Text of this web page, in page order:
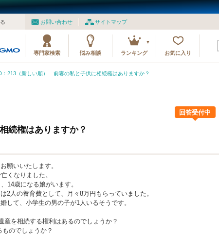
お問い合わせ サイトマップ
専門家検索 悩み相談 ランキング お気に入り
：213（新しい順） 前妻の私と子供に相続権はありますか？
回答受付中
続権はありますか？
願いいたします。
くなりました。
14歳になる娘がいます。
2人の養育費として、月々8万円もらっていました。
して、小学生の男の子が1人いるそうです。
産を相続する権利はあるのでしょうか？
のでしょうか？